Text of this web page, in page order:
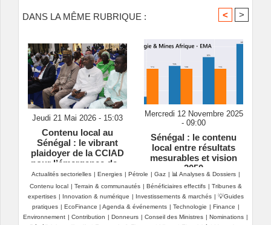
DANS LA MÊME RUBRIQUE : < >
Jeudi 21 Mai 2026 - 15:03
Contenu local au
Sénégal : le vibrant
plaidoyer de la CCIAD
pour l’émergence de «
champions nationaux »
Mercredi 12 Novembre 2025
- 09:00
Sénégal : le contenu
local entre résultats
mesurables et vision
2050
Actualités sectorielles | Energies | Pétrole | Gaz | 📊 Analyses & Dossiers |
Contenu local | Terrain & communautés | Bénéficiaires effectifs | Tribunes &
expertises | Innovation & numérique | Investissements & marchés | 💡Guides
pratiques | EcoFinance | Agenda & événements | Technologie | Finance |
Environnement | Contribution | Donneurs | Conseil des Ministres | Nominations |